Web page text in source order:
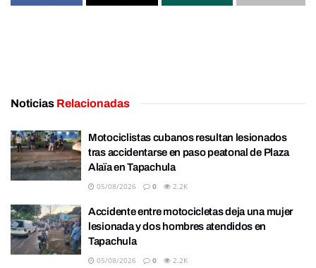
Noticias Relacionadas
Motociclistas cubanos resultan lesionados
tras accidentarse en paso peatonal de Plaza
Alaïa en Tapachula
05/08/2026 0 2.2K
Accidente entre motocicletas deja una mujer
lesionada y dos hombres atendidos en
Tapachula
05/08/2026 0 2.2K